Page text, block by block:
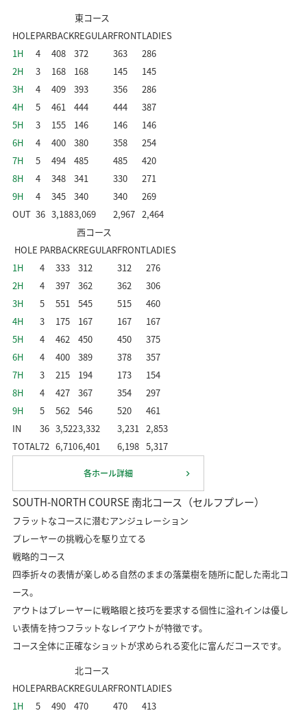
東コース
HOLEPARBACKREGULARFRONTLADIES
1H
4 408 372 363
286
2H
3 168 168 145
145
3H
4 409 393 356
286
4H
5 461 444 444
387
5H
3 155 146 146
146
6H
4 400 380 358
254
7H
5 494 485 485
420
8H
4 348 341 330
271
9H
4 345 340 340
269
OUT 36 3,1883,069 2,967 2,464
西コース
HOLE PARBACKREGULARFRONTLADIES
1H
4 333 312 312
276
2H
4 397 362 362
306
3H
5 551 545 515
460
4H
3 175 167 167
167
5H
4 462 450 450
375
6H
4 400 389 378
357
7H
3 215 194 173
154
8H
4 427 367 354
297
9H
5 562 546 520
461
IN
36 3,5223,332 3,231 2,853
TOTAL72 6,7106,401 6,198 5,317
各ホール詳細
SOUTH-NORTH COURSE 南北コース（セルフプレー）
フラットなコースに潜むアンジュレーション
プレーヤーの挑戦心を駆り立てる
戦略的コース
四季折々の表情が楽しめる自然のままの落葉樹を随所に配した南北コ
ース。
アウトはプレーヤーに戦略眼と技巧を要求する個性に溢れインは優し
い表情を持つフラットなレイアウトが特徴です。
コース全体に正確なショットが求められる変化に富んだコースです。
北コース
HOLEPARBACKREGULARFRONTLADIES
1H
5 490 470 470
413